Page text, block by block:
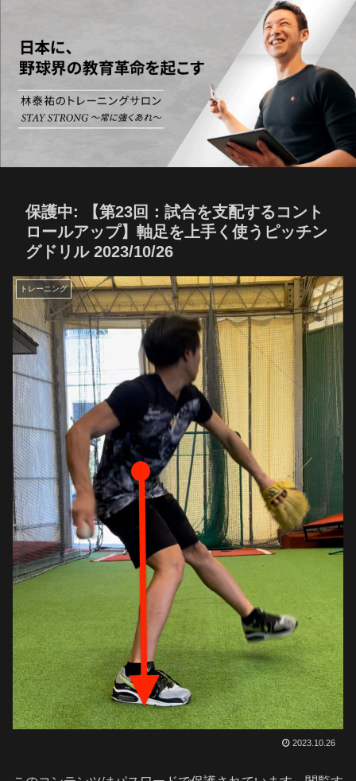
保護中: 【第23回：試合を支配するコント
ロールアップ】軸足を上手く使うピッチン
グドリル 2023/10/26
トレーニング
2023.10.26